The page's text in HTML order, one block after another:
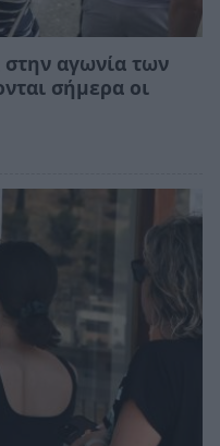
στην αγωνία των
σήμερα οι